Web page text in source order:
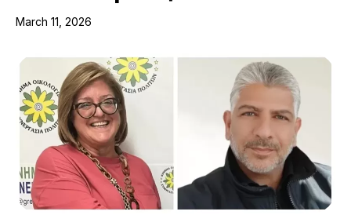
March 11, 2026